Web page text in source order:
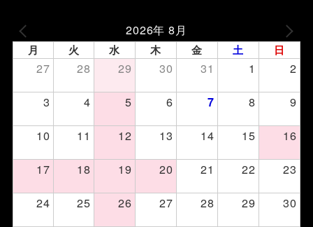
2026年 8月
月 火 水 木 金 土 日
27 28 29 30 31 1
2
3
4 5 6 7 8
9
10
11 12 13 14 15
16
17
18 19 20 21 22
23
24
25 26 27 28 29
30